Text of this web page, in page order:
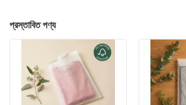
প্রস্তাবিত পণ্য